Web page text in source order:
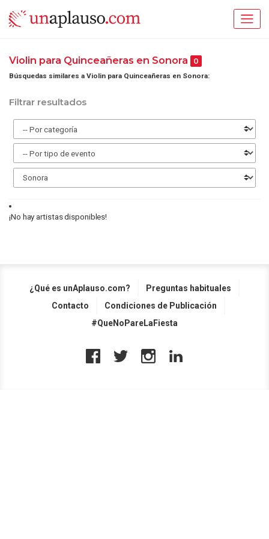
Violin para Quinceañeras en Sonora 0
Búsquedas similares a Violin para Quinceañeras en Sonora:
Filtrar resultados
¡No hay artistas disponibles!
¿Qué es unAplauso.com?
Preguntas habituales
Contacto
Condiciones de Publicación
#QueNoPareLaFiesta